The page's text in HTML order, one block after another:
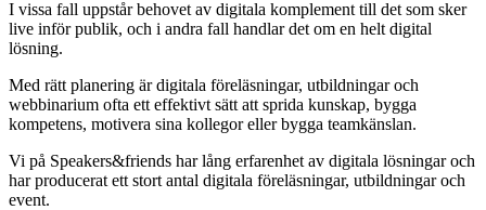
I vissa fall uppstår behovet av digitala komplement till det som sker
live inför publik, och i andra fall handlar det om en helt digital
lösning.
Med rätt planering är digitala föreläsningar, utbildningar och
webbinarium ofta ett effektivt sätt att sprida kunskap, bygga
kompetens, motivera sina kollegor eller bygga teamkänslan.
Vi på Speakers&friends har lång erfarenhet av digitala lösningar och
har producerat ett stort antal digitala föreläsningar, utbildningar och
event.